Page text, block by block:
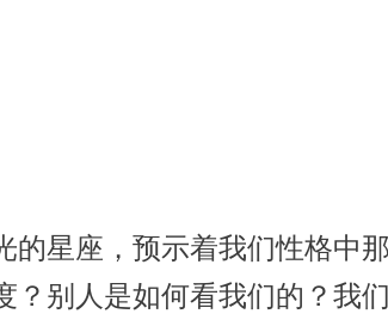
星座，预示着我们性格中
别人是如何看我们的？我